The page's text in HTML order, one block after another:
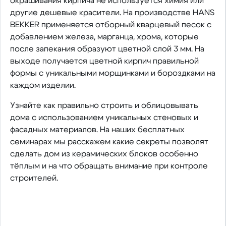
другие дешевые красители. На производстве HANS
BEKKER применяется отборный кварцевый песок с
добавлением железа, марганца, хрома, которые
после запекания образуют цветной слой 3 мм. На
выходе получается цветной кирпич правильной
формы с уникальными морщинками и бороздками на
каждом изделии.
Узнайте как правильно строить и облицовывать
дома с использованием уникальных стеновых и
фасадных материалов. На наших бесплатных
семинарах мы расскажем какие секреты позволят
сделать дом из керамических блоков особенно
тёплым и на что обращать внимание при контроле
строителей.